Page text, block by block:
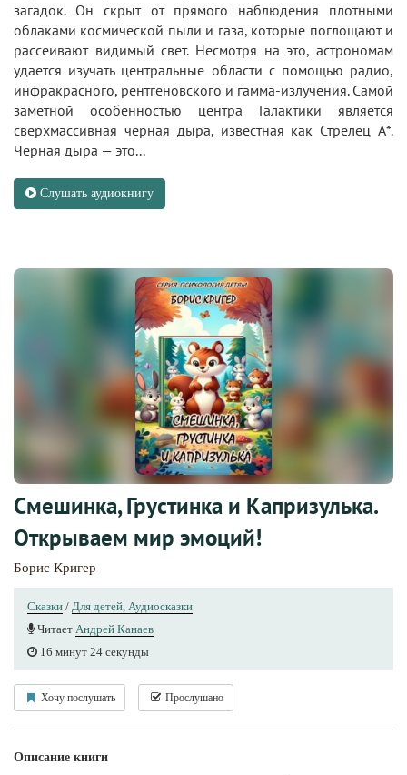
загадок. Он скрыт от прямого наблюдения плотными
облаками космической пыли и газа, которые поглощают и
рассеивают видимый свет. Несмотря на это, астрономам
удается изучать центральные области с помощью радио,
инфракрасного, рентгеновского и гамма-излучения. Самой
заметной особенностью центра Галактики является
сверхмассивная черная дыра, известная как Стрелец A*.
Черная дыра — это...
Слушать аудиокнигу
Смешинка, Грустинка и Капризулька.
Открываем мир эмоций!
Борис Кригер
Сказки / Для детей, Аудиосказки
Читает Андрей Канаев
16 минут 24 секунды
Хочу послушать Прослушано
Описание книги